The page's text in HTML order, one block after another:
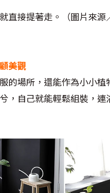
直接提著走。（圖片來源
美觀
的場所，還能作為小小
，自己就能輕鬆組裝，連